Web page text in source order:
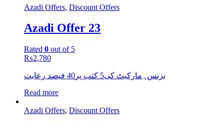
Azadi Offers, Discount Offers
Azadi Offer 23
Rated 0 out of 5
₨2,780
بزنس؍مارکیٹ کی5 کتب پر40 فیصد رعایت
Read more
Azadi Offers, Discount Offers